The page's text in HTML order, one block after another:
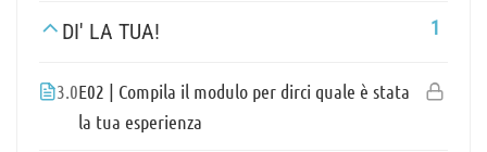
DI' LA TUA! 1
3.0E02 | Compila il modulo per dirci quale è stata
la tua esperienza